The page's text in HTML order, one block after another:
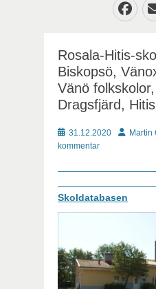
Rosala-Hitis-
Biskopsö,
Vänö
Dragsfjärd, Hitis
Publicerat
31.12.2020 Författare
Martin
kommentar
Skoldatabasen